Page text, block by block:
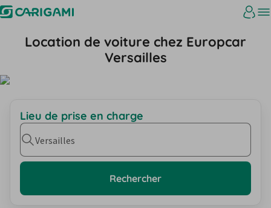
Location de voiture chez Europcar
Versailles
Lieu de prise en charge
Versailles
Rechercher